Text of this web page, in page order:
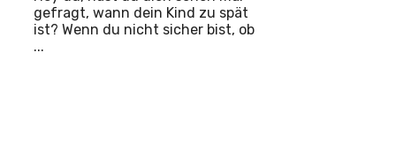
gefragt, wann dein Kind zu spät
ist? Wenn du nicht sicher bist, ob
...